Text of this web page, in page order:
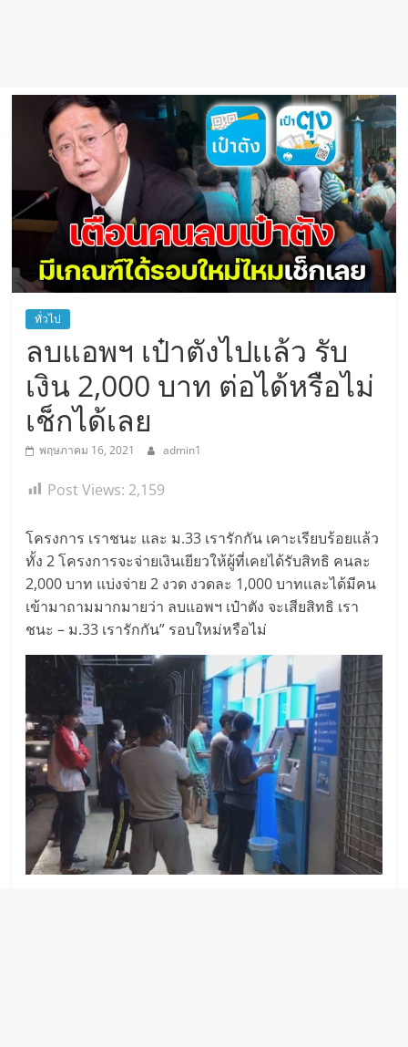
ทั่วไป
ลบแอพฯ เป๋าตังไปเเล้ว รับ
เงิน 2,000 บาท ต่อได้หรือไม่
เช็กได้เลย
พฤษภาคม 16, 2021 admin1
Post Views: 2,159
โครงการ เราชนะ และ ม.33 เรารักกัน เคาะเรียบร้อยแล้ว
ทั้ง 2 โครงการจะจ่ายเงินเยียวให้ผู้ที่เคยได้รับสิทธิ คนละ
2,000 บาท แบ่งจ่าย 2 งวด งวดละ 1,000 บาทเเละได้มีคน
เข้ามาถามมากมายว่า ลบแอพฯ เป๋าตัง จะเสียสิทธิ เรา
ชนะ – ม.33 เรารักกัน” รอบใหม่หรือไม่